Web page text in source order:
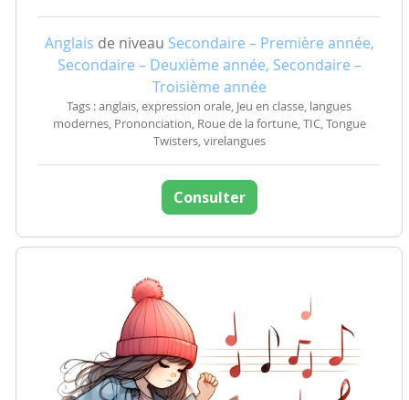
Anglais de niveau Secondaire – Première année,
Secondaire – Deuxième année, Secondaire –
Troisième année
Tags : anglais, expression orale, Jeu en classe, langues
modernes, Prononciation, Roue de la fortune, TIC, Tongue
Twisters, virelangues
Consulter